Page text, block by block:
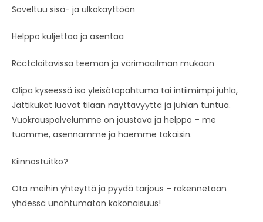
Soveltuu sisä- ja ulkokäyttöön
Helppo kuljettaa ja asentaa
Räätälöitävissä teeman ja värimaailman mukaan
Olipa kyseessä iso yleisötapahtuma tai intiimimpi juhla,
Jättikukat luovat tilaan näyttävyyttä ja juhlan tuntua.
Vuokrauspalvelumme on joustava ja helppo – me
tuomme, asennamme ja haemme takaisin.
Kiinnostuitko?
Ota meihin yhteyttä ja pyydä tarjous – rakennetaan
yhdessä unohtumaton kokonaisuus!